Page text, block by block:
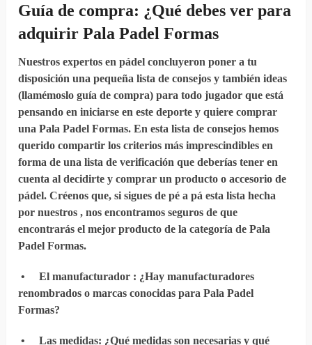
Guía de compra: ¿Qué debesver para
adquirir Pala Padel Formas
Nuestros expertos en pádel concluyeron poner a tu
disposición una pequeña lista de consejos y también ideas
(llamémoslo guía de compra) para todo jugador que está
pensando en iniciarse en este deporte y quiere comprar
una Pala Padel Formas. En esta lista de consejos hemos
querido compartir los criterios más imprescindibles en
forma de una lista de verificación que deberías tener en
cuenta al decidirte y comprar un producto o accesorio de
pádel. Créenos que, si sigues de pé a pá esta lista hecha
por nuestros , nos encontramos seguros de que
encontrarás el mejor producto de la categoría de Pala
Padel Formas.
•El manufacturador : ¿Hay manufacturadores
renombrados o marcas conocidas para Pala Padel
Formas?
•Las medidas: ¿Qué medidas son necesarias y qué